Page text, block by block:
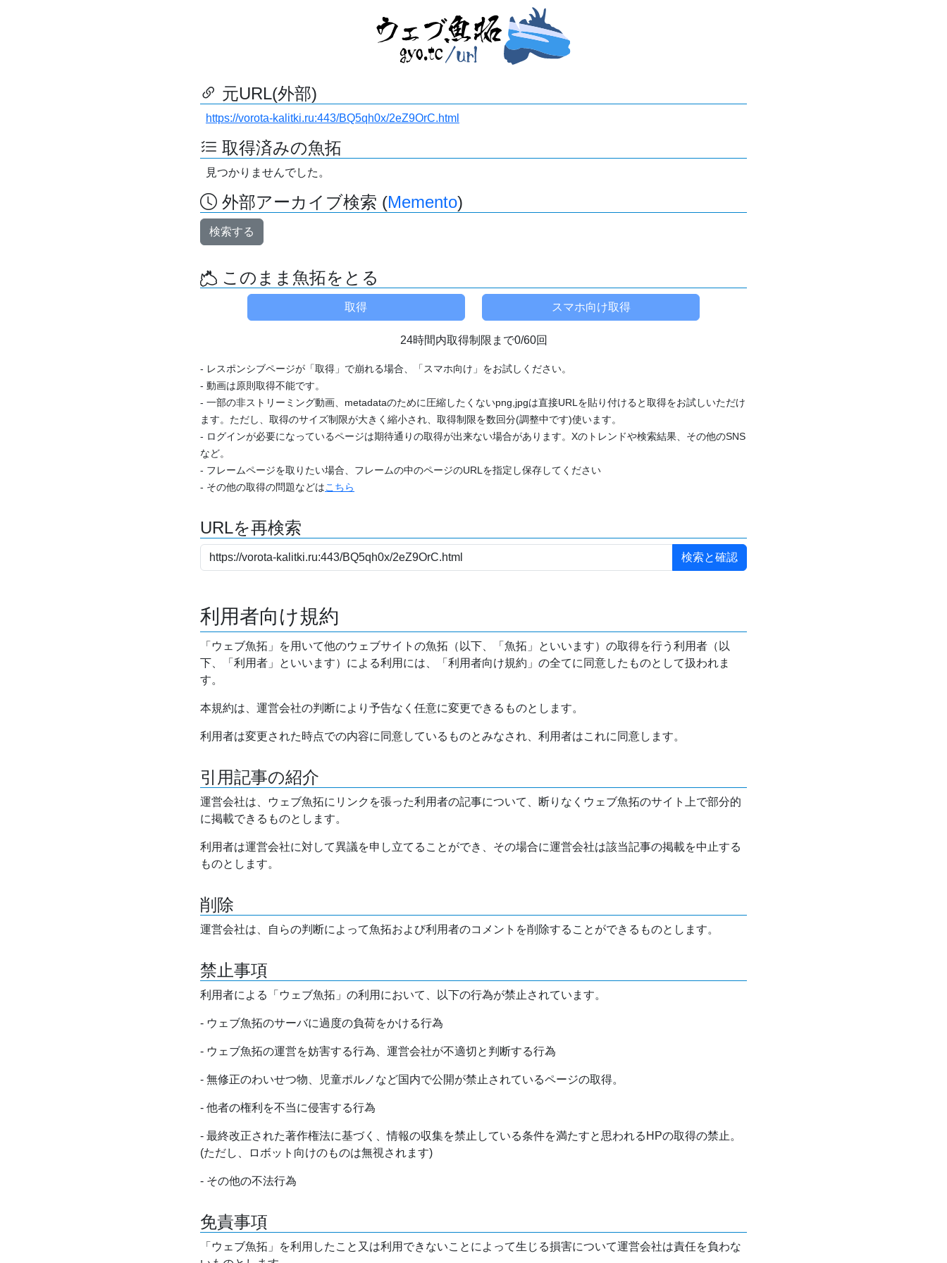
元URL(外部)
https://vorota-kalitki.ru:443/BQ5qh0x/2eZ9OrC.html
取得済みの魚拓
見つかりませんでした。
外部アーカイブ検索 (Memento)
検索する
このまま魚拓をとる
24時間内取得制限まで0/60回
- レスポンシブページが「取得」で崩れる場合、「スマホ向け」をお試しください。
- 動画は原則取得不能です。
- 一部の非ストリーミング動画、metadataのために圧縮したくないpng,jpgは直接URLを貼り付けると取得をお試しいただけ
ます。ただし、取得のサイズ制限が大きく縮小され、取得制限を数回分(調整中です)使います。
- ログインが必要になっているページは期待通りの取得が出来ない場合があります。Xのトレンドや検索結果、その他のSNS
など。
- フレームページを取りたい場合、フレームの中のページのURLを指定し保存してください
- その他の取得の問題などはこちら
URLを再検索
利用者向け規約
「ウェブ魚拓」を用いて他のウェブサイトの魚拓（以下、「魚拓」といいます）の取得を行う利用者（以
下、「利用者」といいます）による利用には、「利用者向け規約」の全てに同意したものとして扱われま
す。
本規約は、運営会社の判断により予告なく任意に変更できるものとします。
利用者は変更された時点での内容に同意しているものとみなされ、利用者はこれに同意します。
引用記事の紹介
運営会社は、ウェブ魚拓にリンクを張った利用者の記事について、断りなくウェブ魚拓のサイト上で部分的
に掲載できるものとします。
利用者は運営会社に対して異議を申し立てることができ、その場合に運営会社は該当記事の掲載を中止する
ものとします。
削除
運営会社は、自らの判断によって魚拓および利用者のコメントを削除することができるものとします。
禁止事項
利用者による「ウェブ魚拓」の利用において、以下の行為が禁止されています。
- ウェブ魚拓のサーバに過度の負荷をかける行為
- ウェブ魚拓の運営を妨害する行為、運営会社が不適切と判断する行為
- 無修正のわいせつ物、児童ポルノなど国内で公開が禁止されているページの取得。
- 他者の権利を不当に侵害する行為
- 最終改正された著作権法に基づく、情報の収集を禁止している条件を満たすと思われるHPの取得の禁止。
(ただし、ロボット向けのものは無視されます)
- その他の不法行為
免責事項
「ウェブ魚拓」を利用したこと又は利用できないことによって生じる損害について運営会社は責任を負わな